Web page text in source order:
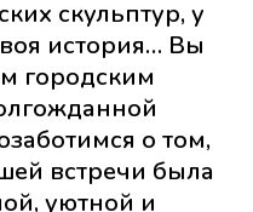
скульптур, у
история… Вы
городским
о том,
встречи была
уютной и